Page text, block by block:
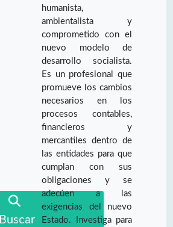
Buscar
humanista,
ambientalista y
comprometido con el
nuevo modelo de
desarrollo socialista.
Es un profesional que
promueve los cambios
necesarios en los
procesos contables,
financieros y
mercantiles dentro de
las entidades para que
cumplan con sus
obligaciones y se
adecúen a las
exigencias del nuevo
Estado. Investiga para